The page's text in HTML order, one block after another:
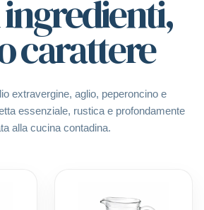
carattere
extravergine, aglio, peperoncino e
essenziale, rustica e profondamente
alla cucina contadina.